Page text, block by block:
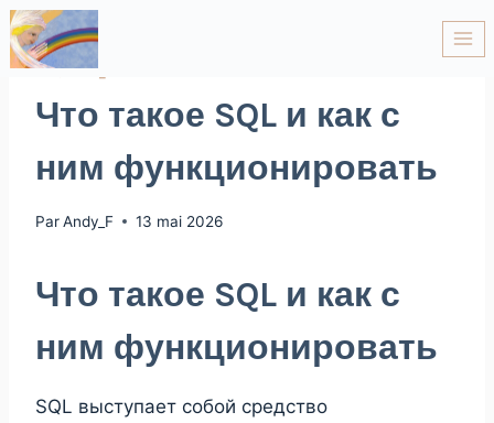
ARCHIVE_1
Что такое SQL и как с
ним функционировать
ParAndy_F 13 mai 2026
Что такое SQL и как с
ним функционировать
SQL выступает собой средство